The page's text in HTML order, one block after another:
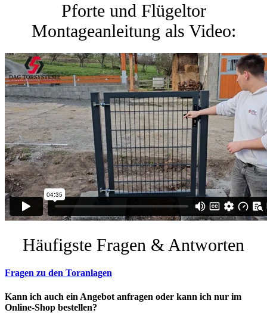
Pforte und Flügeltor
Montageanleitung als Video:
Häufigste Fragen & Antworten
Fragen zu den Toranlagen
Kann ich auch ein Angebot anfragen oder kann ich nur im
Online-Shop bestellen?